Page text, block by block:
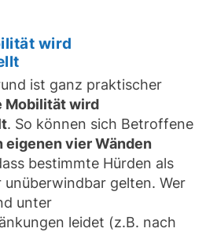
wird
ist ganz praktischer
Mobilität wird
. So können sich Betroffene
eigenen vier Wänden
bestimmte Hürden als
unüberwindbar gelten. Wer
unter
leidet (z.B. nach